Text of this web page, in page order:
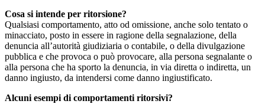
Cosa si intende per ritorsione?
Qualsiasi comportamento, atto od omissione, anche solo tentato o
minacciato, posto in essere in ragione della segnalazione, della
denuncia all’autorità giudiziaria o contabile, o della divulgazione
pubblica e che provoca o può provocare, alla persona segnalante o
alla persona che ha sporto la denuncia, in via diretta o indiretta, un
danno ingiusto, da intendersi come danno ingiustificato.
Alcuni esempi di comportamenti ritorsivi?